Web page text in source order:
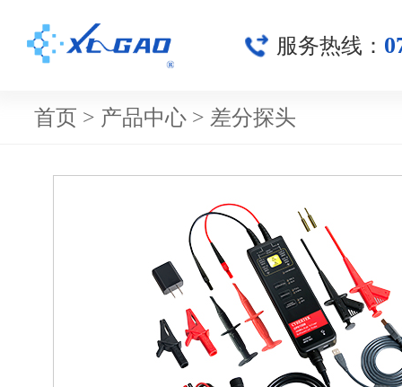
服务热线：
首页 > 产品中心 > 差分探头